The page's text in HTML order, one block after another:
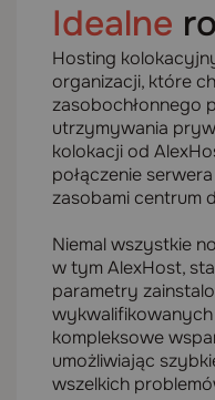
Idealne
Hosting
organizacji, które
zasobochłonnego
utrzymywania
kolokacji od
połączenie
zasobami centrum
Niemal wszystkie
w tym AlexHost,
parametry
kompleksowe
umożliwiając
wszelkich